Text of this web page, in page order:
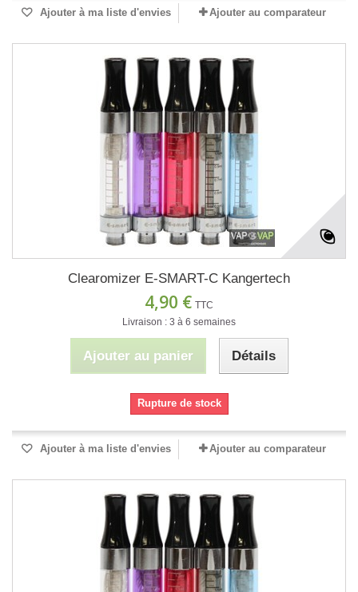
Ajouter à ma liste d'envies Ajouter au comparateur
Clearomizer E-SMART-C Kangertech
4,90 € TTC
Livraison : 3 à 6 semaines
Ajouter au panier Détails
Rupture de stock
Ajouter à ma liste d'envies Ajouter au comparateur